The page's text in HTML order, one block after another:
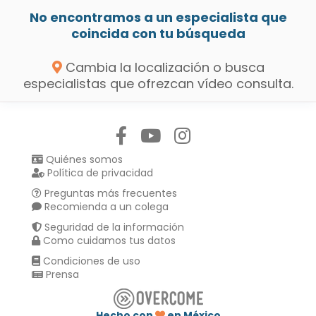
No encontramos a un especialista que
coincida con tu búsqueda
Cambia la localización o busca
especialistas que ofrezcan vídeo consulta.
Quiénes somos
Política de privacidad
Preguntas más frecuentes
Recomienda a un colega
Seguridad de la información
Como cuidamos tus datos
Condiciones de uso
Prensa